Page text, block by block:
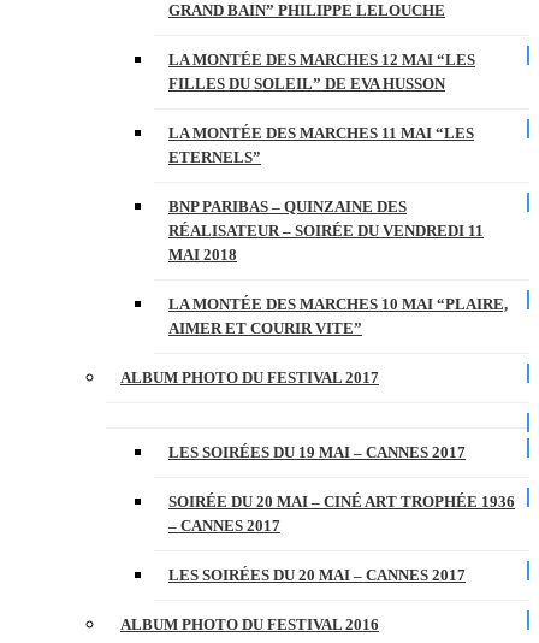
GRAND BAIN” PHILIPPE LELOUCHE
LA MONTÉE DES MARCHES 12 MAI “LES
FILLES DU SOLEIL” DE EVA HUSSON
LA MONTÉE DES MARCHES 11 MAI “LES
ETERNELS”
BNP PARIBAS – QUINZAINE DES
RÉALISATEUR – SOIRÉE DU VENDREDI 11
MAI 2018
LA MONTÉE DES MARCHES 10 MAI “PLAIRE,
AIMER ET COURIR VITE”
ALBUM PHOTO DU FESTIVAL 2017
LES SOIRÉES DU 19 MAI – CANNES 2017
SOIRÉE DU 20 MAI – CINÉ ART TROPHÉE 1936
– CANNES 2017
LES SOIRÉES DU 20 MAI – CANNES 2017
ALBUM PHOTO DU FESTIVAL 2016